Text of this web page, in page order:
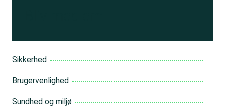
Sikkerhed
Brugervenlighed
Sundhed og miljø